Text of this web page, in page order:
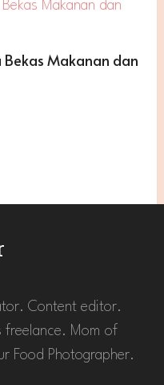
Makanan dan
Content editor.
freelance. Mom of
Food Photographer.